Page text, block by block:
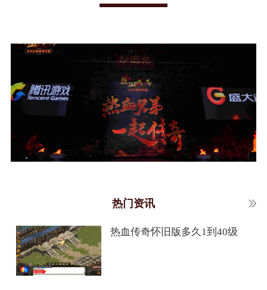
热门资讯
热血传奇怀旧版多久1到40级